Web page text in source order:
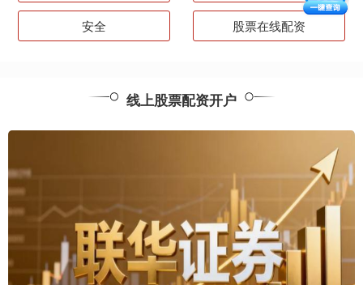
安全 股票在线配资
线上股票配资开户